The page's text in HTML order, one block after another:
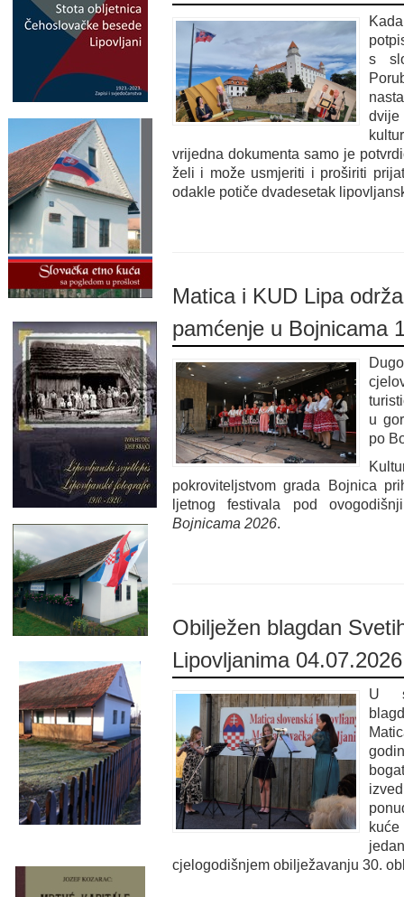
s
dvije
vrijedna dokumenta samo je
želi i može usmjeriti i proširiti
odakle potiče dvadesetak
Matica i KUD Lipa
pamćenje u Bojnicama
u
po
pokroviteljstvom grada Bojnica
ljetnog festivala pod
Bojnicama 2026.
Obilježen blagdan
Lipovljanima
U
cjelogodišnjem obilježavanju 30.